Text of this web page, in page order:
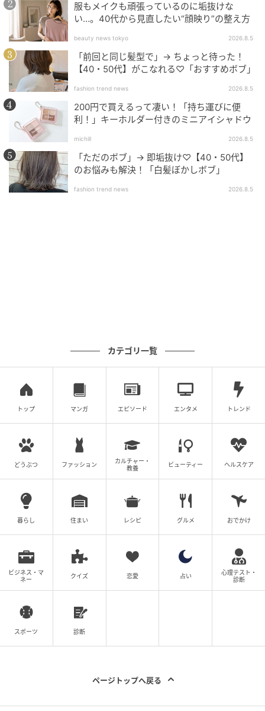
の記事をもっとみる
服もメイクも頑張っているのに垢抜けな
い…。40代から見直したい“顔映り”の整え方
beauty news tokyo 2026.8.5
「前回と同じ髪型で」→ ちょっと待った！
【40・50代】がこなれる♡「おすすめボブ」
fashion trend news 2026.8.5
200円で買えるって凄い！「持ち運びに便
利！」キーホルダー付きのミニアイシャドウ
michill 2026.8.5
「ただのボブ」→ 即垢抜け♡【40・50代】
のお悩みも解決！「白髪ぼかしボブ」
fashion trend news 2026.8.5
カテゴリ一覧
トップ マンガ エピソード エンタメ トレンド
どうぶつ ファッション
カルチャー・
教養
ビューティー ヘルスケア
暮らし 住まい レシピ グルメ おでかけ
ビジネス・マ
ネー
クイズ 恋愛 占い
心理テスト・
診断
スポーツ 診断
ページトップへ戻る